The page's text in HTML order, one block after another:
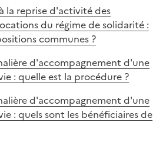
la reprise d'activité des
du régime de solidarité :
communes ?
d'accompagnement d'une
: quelle est la procédure ?
d'accompagnement d'une
: quels sont les bénéficiaires de